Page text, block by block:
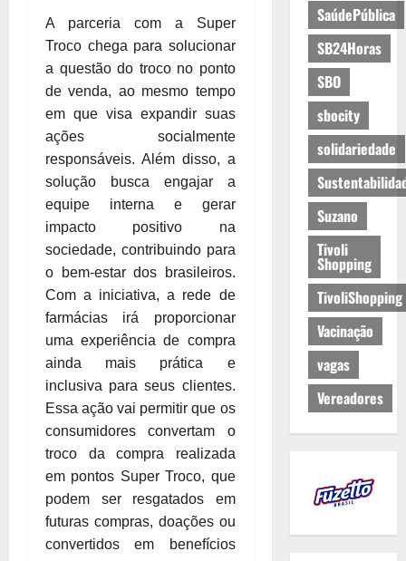
A parceria com a Super
Troco chega para solucionar
a questão do troco no ponto
de venda, ao mesmo tempo
em que visa expandir suas
ações socialmente
responsáveis. Além disso, a
solução busca engajar a
equipe interna e gerar
impacto positivo na
sociedade, contribuindo para
o bem-estar dos brasileiros.
Com a iniciativa, a rede de
farmácias irá proporcionar
uma experiência de compra
ainda mais prática e
inclusiva para seus clientes.
Essa ação vai permitir que os
consumidores convertam o
troco da compra realizada
em pontos Super Troco, que
podem ser resgatados em
futuras compras, doações ou
convertidos em benefícios
SaúdePública
SB24Horas
SBO
sbocity
solidariedade
Suzano
Tivoli
Shopping
TivoliShopping
Vacinação
vagas
Vereadores